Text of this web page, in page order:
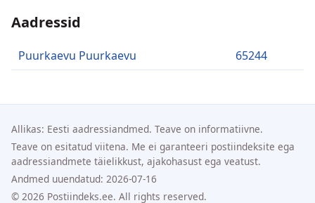
Aadressid
Puurkaevu Puurkaevu 65244
Allikas: Eesti aadressiandmed. Teave on informatiivne.
Teave on esitatud viitena. Me ei garanteeri postiindeksite ega
aadressiandmete täielikkust, ajakohasust ega veatust.
Andmed uuendatud: 2026-07-16
© 2026 Postiindeks.ee. All rights reserved.